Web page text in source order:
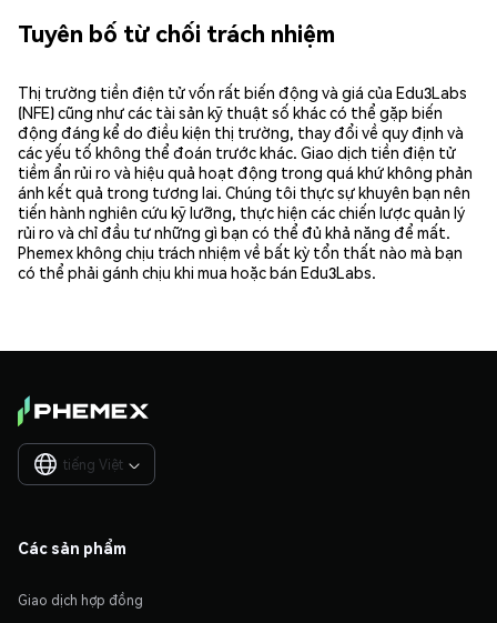
Tuyên bố từ chối trách nhiệm
Thị trường tiền điện tử vốn rất biến động và giá của Edu3Labs
(NFE) cũng như các tài sản kỹ thuật số khác có thể gặp biến
động đáng kể do điều kiện thị trường, thay đổi về quy định và
các yếu tố không thể đoán trước khác. Giao dịch tiền điện tử
tiềm ẩn rủi ro và hiệu quả hoạt động trong quá khứ không phản
ánh kết quả trong tương lai. Chúng tôi thực sự khuyên bạn nên
tiến hành nghiên cứu kỹ lưỡng, thực hiện các chiến lược quản lý
rủi ro và chỉ đầu tư những gì bạn có thể đủ khả năng để mất.
Phemex không chịu trách nhiệm về bất kỳ tổn thất nào mà bạn
có thể phải gánh chịu khi mua hoặc bán Edu3Labs.
tiếng Việt 
Các sản phẩm
Giao dịch hợp đồng